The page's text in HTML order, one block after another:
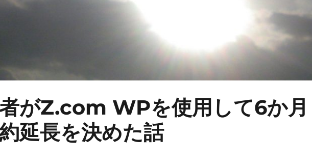
がZ.com WPを使用して6か月
延長を決めた話